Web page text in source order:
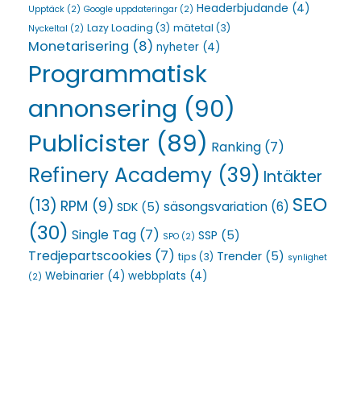
Upptäck (2) Google uppdateringar (2) Headerbjudande (4)
Nyckeltal (2) Lazy Loading (3) mätetal (3)
Monetarisering (8) nyheter (4)
Programmatisk
annonsering (90)
Publicister (89) Ranking (7)
Refinery Academy (39) Intäkter
(13) RPM (9) SDK (5) säsongsvariation (6) SEO
(30) Single Tag (7) SPO (2) SSP (5)
Tredjepartscookies (7) tips (3) Trender (5) synlighet
(2) Webinarier (4) webbplats (4)